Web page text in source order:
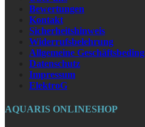
Bewertungen
Kontakt
Sicherheitshinweis
Widerrufsbelehrung
Allgemeine
Datenschutz
Impressum
ElektroG
AQUARIS ONLINESHOP